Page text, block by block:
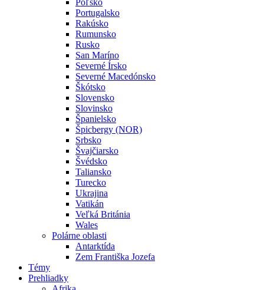
Poľsko
Portugalsko
Rakúsko
Rumunsko
Rusko
San Maríno
Severné Írsko
Severné Macedónsko
Škótsko
Slovensko
Slovinsko
Španielsko
Špicbergy (NOR)
Srbsko
Švajčiarsko
Švédsko
Taliansko
Turecko
Ukrajina
Vatikán
Veľká Británia
Wales
Polárne oblasti
Antarktída
Zem Františka Jozefa
Témy
Prehliadky